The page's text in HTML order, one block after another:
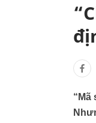
“Mã